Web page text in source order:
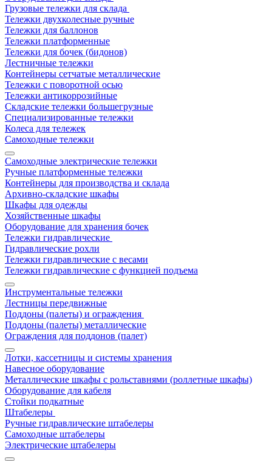
Грузовые тележки для склада
Тележки двухколесные ручные
Тележки для баллонов
Тележки платформенные
Тележки для бочек (бидонов)
Лестничные тележки
Контейнеры сетчатые металлические
Тележки с поворотной осью
Тележки антикоррозийные
Складские тележки большегрузные
Специализированные тележки
Колеса для тележек
Самоходные тележки
Самоходные электрические тележки
Ручные платформенные тележки
Контейнеры для производства и склада
Архивно-складские шкафы
Шкафы для одежды
Хозяйственные шкафы
Оборудование для хранения бочек
Тележки гидравлические
Гидравлические рохли
Тележки гидравлические с весами
Тележки гидравлические с функцией подъема
Инструментальные тележки
Лестницы передвижные
Поддоны (палеты) и ограждения
Поддоны (палеты) металлические
Ограждения для поддонов (палет)
Лотки, кассетницы и системы хранения
Навесное оборудование
Металлические шкафы с рольставнями (роллетные шкафы)
Оборудование для кабеля
Стойки подкатные
Штабелеры
Ручные гидравлические штабелеры
Самоходные штабелеры
Электрические штабелеры